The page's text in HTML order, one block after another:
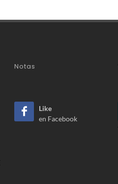
Notas
Like
en Facebook